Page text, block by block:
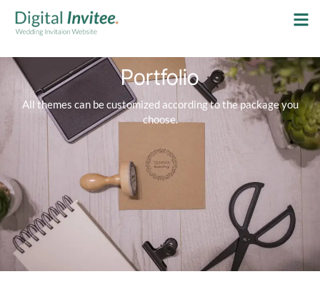
Portfolio
All themes can be customized according to the package you
choose.